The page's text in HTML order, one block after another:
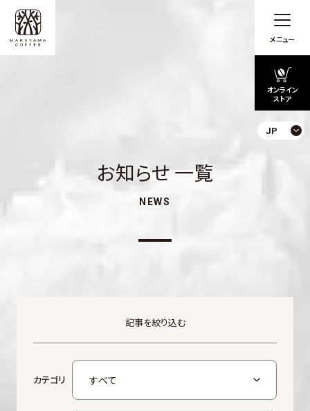
メニュー
オンライン
ストア
JP
お知らせ 一覧
NEWS
記事を絞り込む
カテゴリ